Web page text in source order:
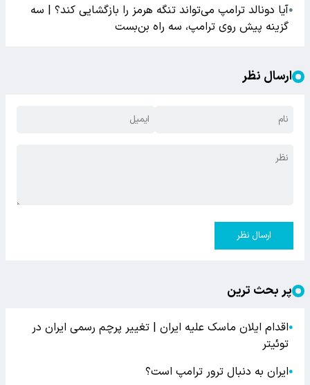
●آیا دونالد ترامپ می‌تواند تنگه هرمز را بازگشایی کند؟ | سه
گزینه پیش روی ترامپ، سه راه بن‌بست
ارسال نظر
ارسال نظر
پر بحث ترین
●اقدام ایلان ماسک علیه ایران | تغییر پرچم رسمی ایران در
توئیتر
●ایران به دنبال ترور ترامپ است؟